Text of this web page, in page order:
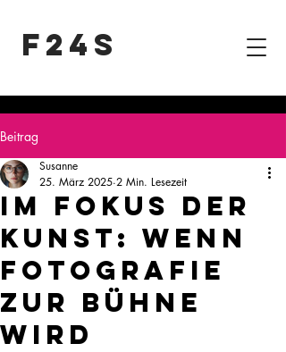
F24S
Beitrag
Im Fokus der
Kunst: Wenn
Fotografie
zur Bühne
wird
Susanne
25. März 2025 2 Min. Lesezeit